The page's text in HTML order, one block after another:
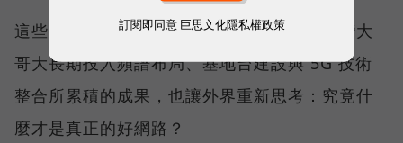
這些獎項反映的不只是網路順暢，更代表台灣大
哥大長期投入頻譜布局、基地台建設與 5G 技術
整合所累積的成果，也讓外界重新思考：究竟什
麼才是真正的好網路？
訂閱即同意 巨思文化隱私權政策